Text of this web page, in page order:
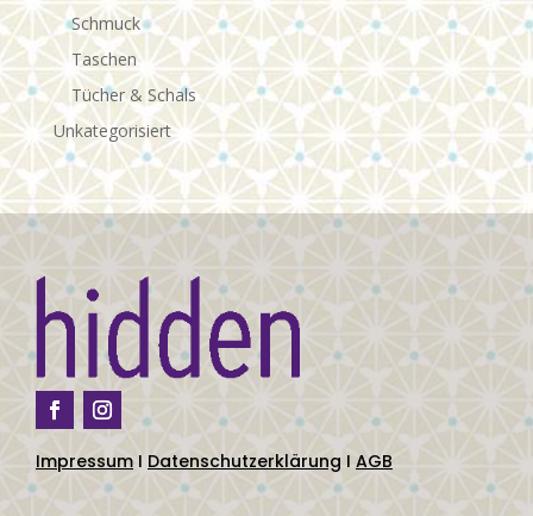
Schmuck
Taschen
Tücher & Schals
Unkategorisiert
Impressum I Datenschutzerklärung I AGB